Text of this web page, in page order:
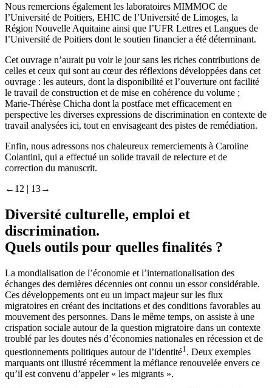
Nous remercions également les laboratoires MIMMOC de
l’Université de Poitiers, EHIC de l’Université de Limoges, la
Région Nouvelle Aquitaine ainsi que l’UFR Lettres et Langues de
l’Université de Poitiers dont le soutien financier a été déterminant.
Cet ouvrage n’aurait pu voir le jour sans les riches contributions de
celles et ceux qui sont au cœur des réflexions développées dans cet
ouvrage : les auteurs, dont la disponibilité et l’ouverture ont facilité
le travail de construction et de mise en cohérence du volume ;
Marie-Thérèse Chicha dont la postface met efficacement en
perspective les diverses expressions de discrimination en contexte de
travail analysées ici, tout en envisageant des pistes de remédiation.
Enfin, nous adressons nos chaleureux remerciements à Caroline
Colantini, qui a effectué un solide travail de relecture et de
correction du manuscrit.
←12 | 13→
Diversité culturelle, emploi et
discrimination.
Quels outils pour quelles finalités ?
La mondialisation de l’économie et l’internationalisation des
échanges des dernières décennies ont connu un essor considérable.
Ces développements ont eu un impact majeur sur les flux
migratoires en créant des incitations et des conditions favorables au
mouvement des personnes. Dans le même temps, on assiste à une
crispation sociale autour de la question migratoire dans un contexte
troublé par les doutes nés d’économies nationales en récession et de
questionnements politiques autour de l’identité1 . Deux exemples
marquants ont illustré récemment la méfiance renouvelée envers ce
qu’il est convenu d’appeler « les migrants ».